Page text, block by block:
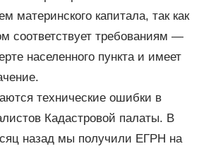
материнского капитала, так как
соответствует требованиям —
населенного пункта и имеет
технические ошибки в
Кадастровой палаты. В
назад мы получили ЕГРН на